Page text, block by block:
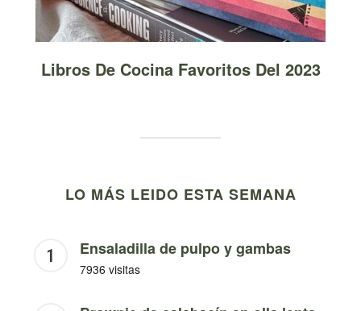
Libros De Cocina Favoritos Del 2023
LO MÁS LEIDO ESTA SEMANA
Ensaladilla de pulpo y gambas
7936 visitas